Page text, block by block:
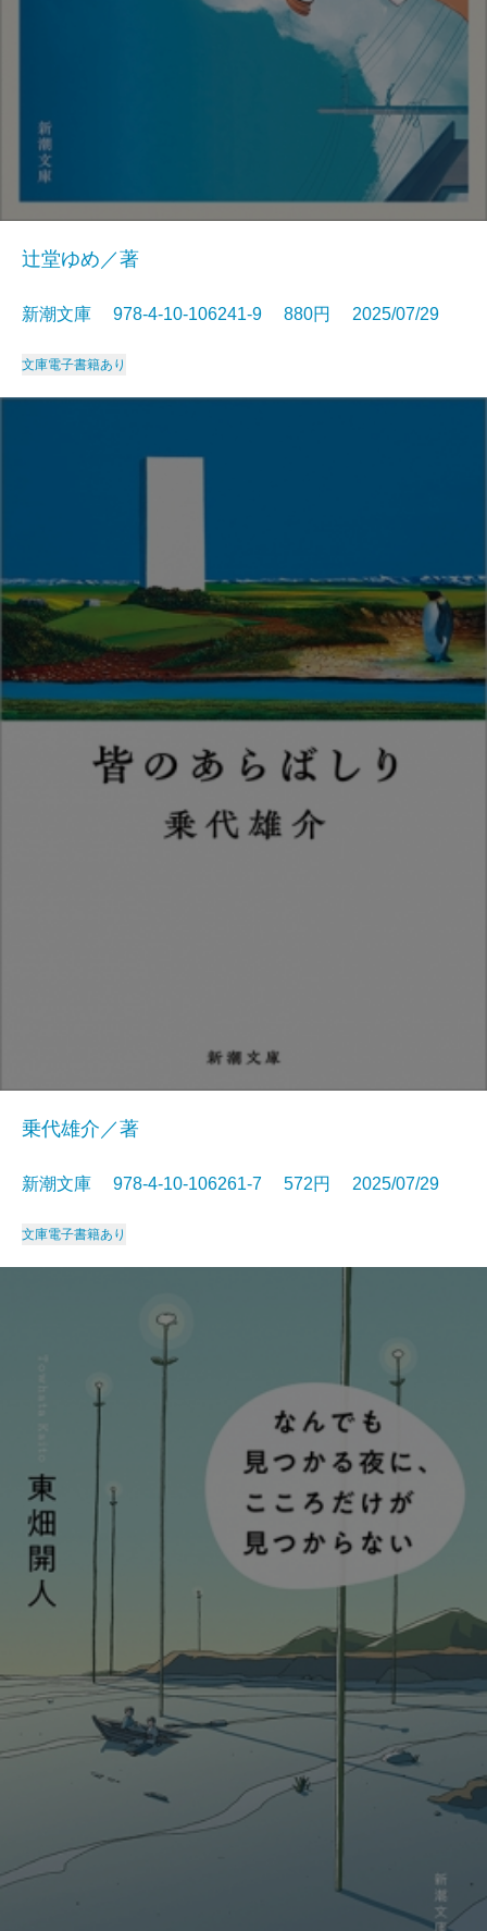
辻堂ゆめ／著
新潮文庫 978-4-10-106241-9 880円 2025/07/29
文庫電子書籍あり
乗代雄介／著
新潮文庫 978-4-10-106261-7 572円 2025/07/29
文庫電子書籍あり